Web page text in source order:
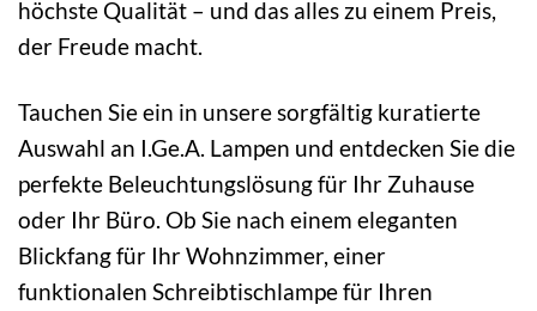
höchste Qualität – und das alles zu einem Preis,
der Freude macht.
Tauchen Sie ein in unsere sorgfältig kuratierte
Auswahl an I.Ge.A. Lampen und entdecken Sie die
perfekte Beleuchtungslösung für Ihr Zuhause
oder Ihr Büro. Ob Sie nach einem eleganten
Blickfang für Ihr Wohnzimmer, einer
funktionalen Schreibtischlampe für Ihren